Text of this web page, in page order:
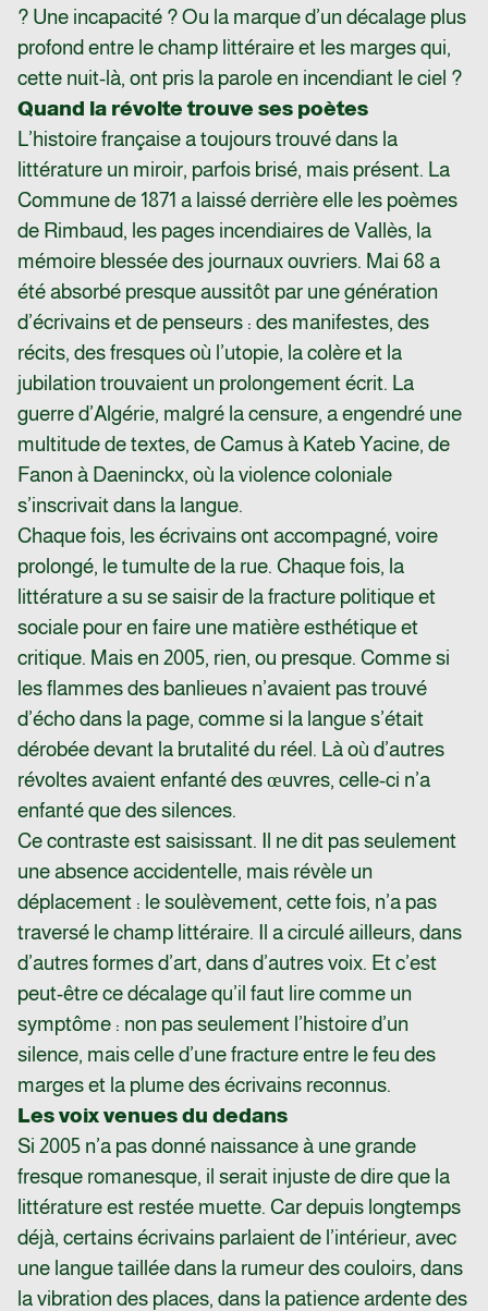
? Une incapacité ? Ou la marque d’un décalage plus
profond entre le champ littéraire et les marges qui,
cette nuit-là, ont pris la parole en incendiant le ciel ?
Quand la révolte trouve ses poètes
L’histoire française a toujours trouvé dans la
littérature un miroir, parfois brisé, mais présent. La
Commune de 1871 a laissé derrière elle les poèmes
de Rimbaud, les pages incendiaires de Vallès, la
mémoire blessée des journaux ouvriers. Mai 68 a
été absorbé presque aussitôt par une génération
d’écrivains et de penseurs : des manifestes, des
récits, des fresques où l’utopie, la colère et la
jubilation trouvaient un prolongement écrit. La
guerre d’Algérie, malgré la censure, a engendré une
multitude de textes, de Camus à Kateb Yacine, de
Fanon à Daeninckx, où la violence coloniale
s’inscrivait dans la langue.
Chaque fois, les écrivains ont accompagné, voire
prolongé, le tumulte de la rue. Chaque fois, la
littérature a su se saisir de la fracture politique et
sociale pour en faire une matière esthétique et
critique. Mais en 2005, rien, ou presque. Comme si
les flammes des banlieues n’avaient pas trouvé
d’écho dans la page, comme si la langue s’était
dérobée devant la brutalité du réel. Là où d’autres
révoltes avaient enfanté des œuvres, celle-ci n’a
enfanté que des silences.
Ce contraste est saisissant. Il ne dit pas seulement
une absence accidentelle, mais révèle un
déplacement : le soulèvement, cette fois, n’a pas
traversé le champ littéraire. Il a circulé ailleurs, dans
d’autres formes d’art, dans d’autres voix. Et c’est
peut-être ce décalage qu’il faut lire comme un
symptôme : non pas seulement l’histoire d’un
silence, mais celle d’une fracture entre le feu des
marges et la plume des écrivains reconnus.
Les voix venues du dedans
Si 2005 n’a pas donné naissance à une grande
fresque romanesque, il serait injuste de dire que la
littérature est restée muette. Car depuis longtemps
déjà, certains écrivains parlaient de l’intérieur, avec
une langue taillée dans la rumeur des couloirs, dans
la vibration des places, dans la patience ardente des